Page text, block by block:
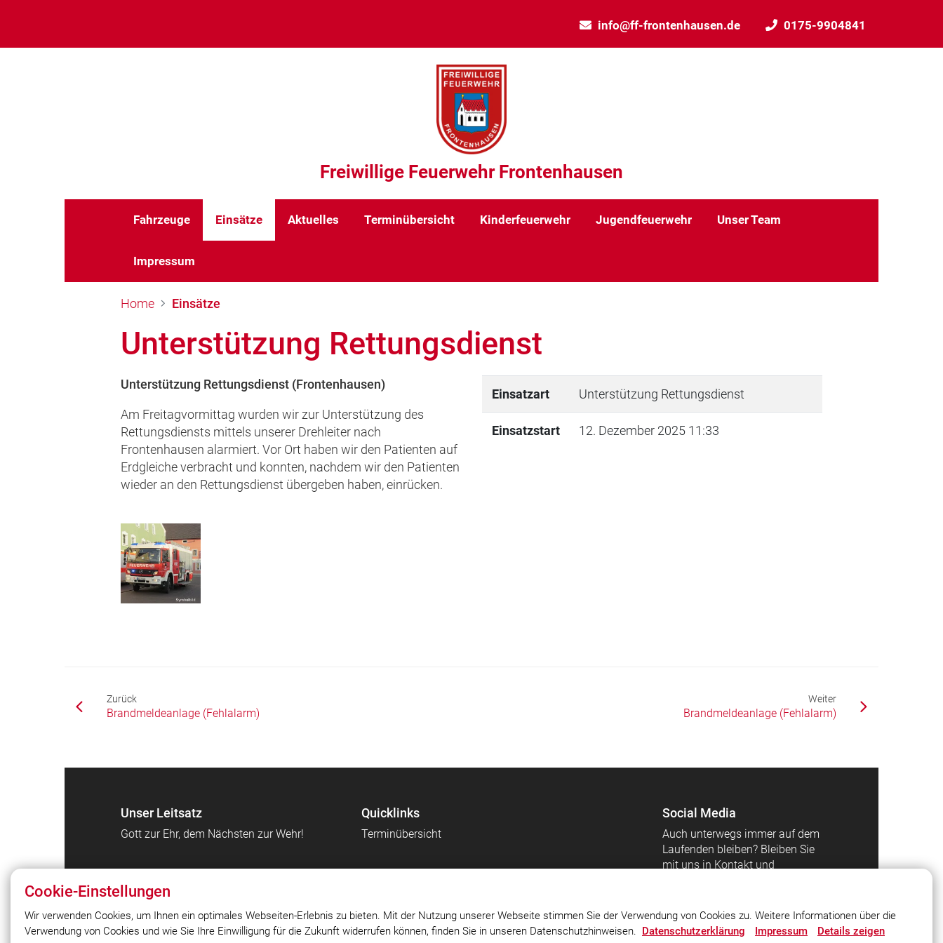
info@ff-frontenhausen.de 0175-9904841
Freiwillige Feuerwehr Frontenhausen
Fahrzeuge Einsätze Aktuelles Terminübersicht Kinderfeuerwehr Jugendfeuerwehr Unser Team
Impressum
Home Einsätze
Unterstützung Rettungsdienst
Unterstützung Rettungsdienst (Frontenhausen)
Am Freitagvormittag wurden wir zur Unterstützung des
Rettungsdiensts mittels unserer Drehleiter nach
Frontenhausen alarmiert. Vor Ort haben wir den Patienten auf
Erdgleiche verbracht und konnten, nachdem wir den Patienten
wieder an den Rettungsdienst übergeben haben, einrücken.
Einsatzart Unterstützung Rettungsdienst
Einsatzstart 12. Dezember 2025 11:33
Zurück
Brandmeldeanlage (Fehlalarm)
Weiter
Brandmeldeanlage (Fehlalarm)
Unser Leitsatz
Gott zur Ehr, dem Nächsten zur Wehr!
Quicklinks
Terminübersicht
Social Media
Auch unterwegs immer auf dem
Laufenden bleiben? Bleiben Sie
mit uns in Kontakt und
Cookie-Einstellungen
Wir verwenden Cookies, um Ihnen ein optimales Webseiten-Erlebnis zu bieten. Mit der Nutzung unserer Webseite stimmen Sie der Verwendung von Cookies zu. Weitere Informationen über die
Verwendung von Cookies und wie Sie Ihre Einwilligung für die Zukunft widerrufen können, finden Sie in unseren Datenschutzhinweisen. Datenschutzerklärung Impressum Details zeigen